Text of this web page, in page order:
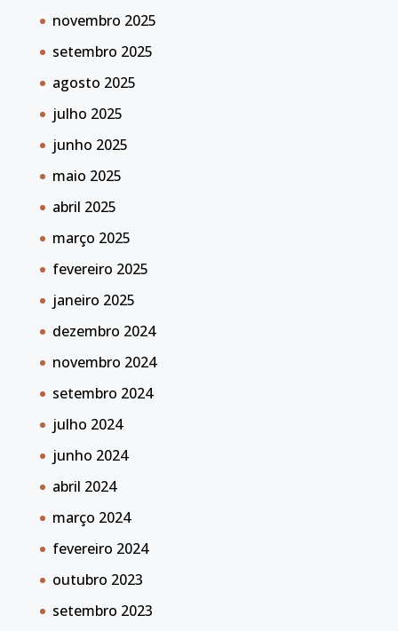
novembro 2025
setembro 2025
agosto 2025
julho 2025
junho 2025
maio 2025
abril 2025
março 2025
fevereiro 2025
janeiro 2025
dezembro 2024
novembro 2024
setembro 2024
julho 2024
junho 2024
abril 2024
março 2024
fevereiro 2024
outubro 2023
setembro 2023